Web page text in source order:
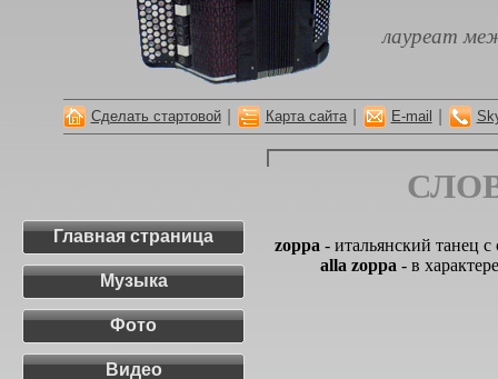
лауреат
Сделать стартовой Карта сайта E-mail
Главная страница
Музыка
Фото
Видео
zoppa - итальянский танец
alla zoppa - в